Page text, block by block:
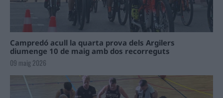
Campredó acull la quarta prova dels Argilers
diumenge 10 de maig amb dos recorreguts
09 maig 2026